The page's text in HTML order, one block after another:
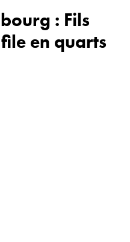
: Fils
en quarts